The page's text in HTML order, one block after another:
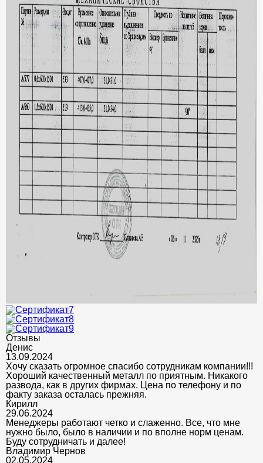
Отзывы
Денис
13.09.2024
Хочу сказать огромное спасибо сотрудникам компании!!!
Хороший качественный металл по приятным. Никакого
развода, как в других фирмах. Цена по телефону и по
факту заказа осталась прежняя.
Кирилл
29.06.2024
Менеджеры работают четко и слаженно. Все, что мне
нужно было, было в наличии и по вполне норм ценам.
Буду сотрудничать и далее!
Владимир Чернов
02.05.2024